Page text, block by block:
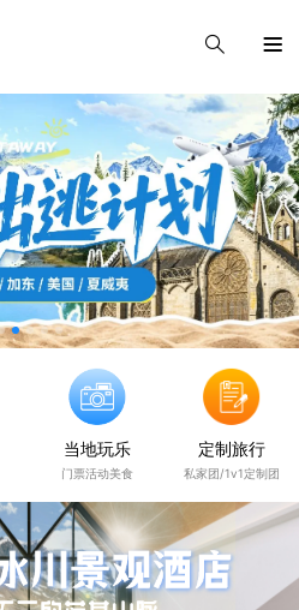
当地玩乐
门票活动美食
定制旅行
私家团/1v1定制团